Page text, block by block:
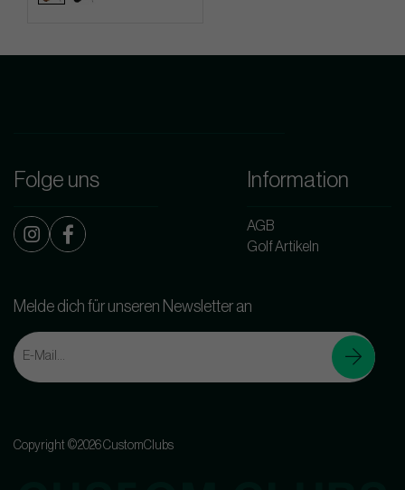
Folge uns Information
AGB
Golf Artikeln
Melde dich für unseren Newsletter an
Copyright ©2026 CustomClubs